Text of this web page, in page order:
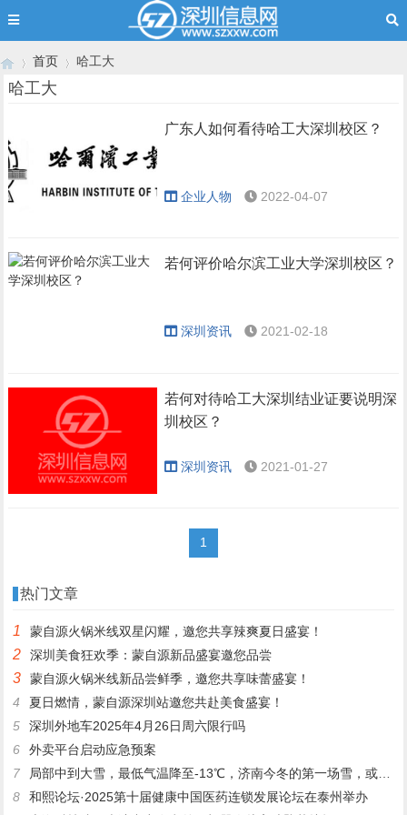
首页 哈工大
哈工大
广东人如何看待哈工大深圳校区？
企业人物 2022-04-07
若何评价哈尔滨工业大学深圳校区？
深圳资讯 2021-02-18
若何对待哈工大深圳结业证要说明深
圳校区？
深圳资讯 2021-01-27
1
热门文章
1 蒙自源火锅米线双星闪耀，邀您共享辣爽夏日盛宴！
2 深圳美食狂欢季：蒙自源新品盛宴邀您品尝
3
蒙自源火锅米线新品尝鲜季，邀您共享味蕾盛宴！
4
夏日燃情，蒙自源深圳站邀您共赴美食盛宴！
5
深圳外地车2025年4月26日周六限行吗
6
外卖平台启动应急预案
7
局部中到大雪，最低气温降至-13℃，济南今冬的第一场雪，或跟去年同一时间！
8
和熙论坛·2025第十届健康中国医药连锁发展论坛在泰州举办